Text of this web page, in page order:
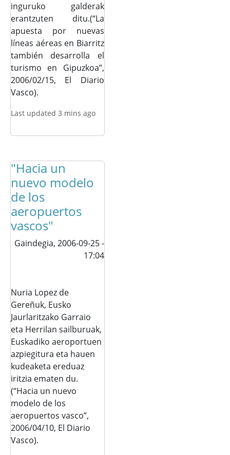
inguruko galderak
erantzuten ditu.(“La
apuesta por nuevas
líneas aéreas en Biarritz
también desarrolla el
turismo en Gipuzkoa”,
2006/02/15, El Diario
Vasco).
Last updated 3 mins ago
"Hacia un
nuevo modelo
de los
aeropuertos
vascos"
Gaindegia, 2006-09-25 -
17:04
Nuria Lopez de
Gereñuk, Eusko
Jaurlaritzako Garraio
eta Herrilan sailburuak,
Euskadiko aeroportuen
azpiegitura eta hauen
kudeaketa ereduaz
iritzia ematen du.
(“Hacia un nuevo
modelo de los
aeropuertos vasco”,
2006/04/10, El Diario
Vasco).